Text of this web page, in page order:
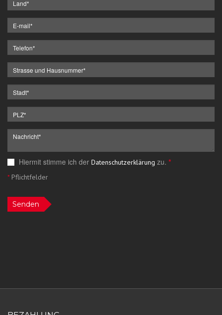
Hiermit stimme ich der Datenschutzerklärung zu. *
*Pflichtfelder
Senden